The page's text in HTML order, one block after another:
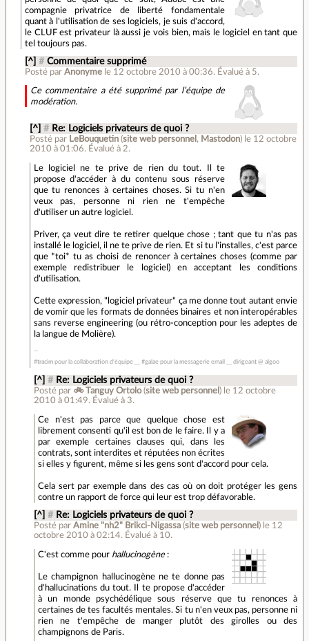
compagnie privatrice de liberté fondamentale
quant à l'utilisation de ses logiciels, je suis d'accord,
le CLUF est privateur là aussi je vois bien, mais le logiciel en tant que
tel toujours pas.
[^] # Commentaire supprimé
Posté parAnonyme le 12 octobre 2010 à 00:36. Évalué à 5.
Ce commentaire a été supprimé par l’équipe de
modération.
[^] # Re: Logiciels privateurs de quoi ?
Posté par LeBouquetin(site web personnel , Mastodon) le 12 octobre
2010 à 01:06.Évalué à 2.
Le logiciel ne te prive de rien du tout. Il te
propose d'accéder à du contenu sous réserve
que tu renonces à certaines choses. Si tu n'en
veux pas, personne ni rien ne t'empêche
d'utiliser un autre logiciel.
Priver, ça veut dire te retirer quelque chose ; tant que tu n'as pas
installé le logiciel, il ne te prive de rien. Et si tu l'installes, c'est parce
que *toi* tu as choisi de renoncer à certaines choses (comme par
exemple redistribuer le logiciel) en acceptant les conditions
d'utilisation.
Cette expression, "logiciel privateur" ça me donne tout autant envie
de vomir que les formats de données binaires et non interopérables
sans reverse engineering (ou rétro-conception pour les adeptes de
la langue de Molière).
#tracim pour la collaboration d'équipe __ #galae pour la messagerie email __ dirigeant @ algoo
[^] # Re: Logiciels privateurs de quoi ?
Posté par 🚲 Tanguy Ortolo(site web personnel ) le 12 octobre
2010 à 01:49. Évalué à 3.
Ce n'est pas parce que quelque chose est
librement consenti qu'il est bon de le faire. Il y a
par exemple certaines clauses qui, dans les
contrats, sont interdites et réputées non écrites
si elles y figurent, même si les gens sont d'accord pour cela.
Cela sert par exemple dans des cas où on doit protéger les gens
contre un rapport de force qui leur est trop défavorable.
[^] # Re: Logiciels privateurs de quoi ?
Posté par Amine "nh2" Brikci-Nigassa(site web personnel ) le 12
octobre 2010 à 02:14. Évalué à 10.
C'est comme pour hallucinogène:
Le champignon hallucinogène ne te donne pas
d'hallucinations du tout. Il te propose d'accéder
à un monde psychédélique sous réserve que tu renonces à
certaines de tes facultés mentales. Si tu n'en veux pas, personne ni
rien ne t'empêche de manger plutôt des girolles ou des
champignons de Paris.